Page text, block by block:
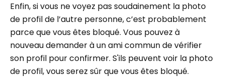
Enfin, si vous ne voyez pas soudainement la photo
de profil de l’autre personne, c’est probablement
parce que vous êtes bloqué. Vous pouvez à
nouveau demander à un ami commun de vérifier
son profil pour confirmer. S'ils peuvent voir la photo
de profil, vous serez sûr que vous êtes bloqué.